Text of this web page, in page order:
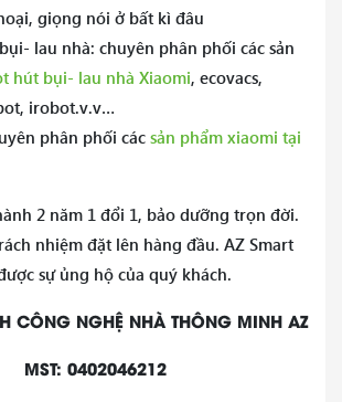
giọng nói ở bất kì đâu
lau nhà: chuyên phân phối các sản
hút bụi- lau nhà Xiaomi, ecovacs,
irobot.v.v…
phân phối các sản phẩm xiaomi tại
2 năm 1 đổi 1, bảo dưỡng trọn đời.
nhiệm đặt lên hàng đầu. AZ Smart
sự ủng hộ của quý khách.
CÔNG NGHỆ NHÀ THÔNG MINH AZ
MST: 0402046212